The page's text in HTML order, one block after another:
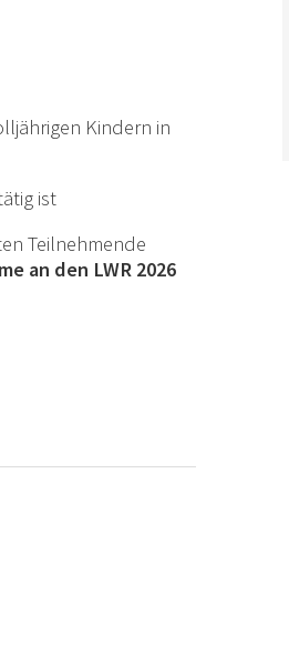
Kindern in
ist
Teilnehmende
an den LWR 2026